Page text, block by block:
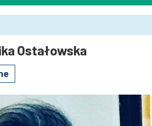
Ostałowska